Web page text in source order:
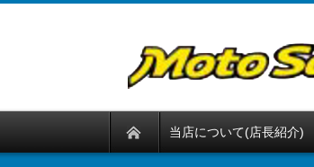
当店について(店長紹介)